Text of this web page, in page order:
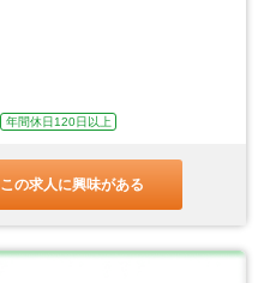
年間休日120日以上
この求人に興味がある